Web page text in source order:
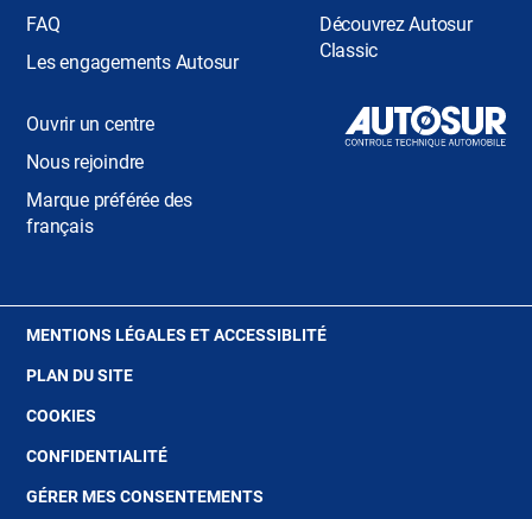
FAQ
Les engagements Autosur
Découvrez Autosur
Classic
Ouvrir un centre
Nous rejoindre
Marque préférée des
français
MENTIONS LÉGALES ET ACCESSIBLITÉ(OUVRE
PLAN DU SITE
COOKIES
UNE
FENÊTRE)
CONFIDENTIALITÉ(OUVRE
UNE
GÉRER MES CONSENTEMENTS